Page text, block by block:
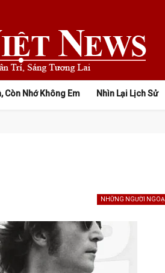
Còn Nhớ Không Em Nhìn Lại Lịch Sử
NHỮNG NGƯỜI